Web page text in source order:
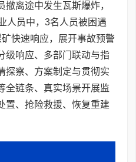
离途中发生瓦斯爆炸，
人员中，3名人员被困遇
快速响应，展开事故预警
级响应、多部门联动与指
探察、方案制定与贯彻实
全链条、真实场景开展监
置、抢险救援、恢复重建